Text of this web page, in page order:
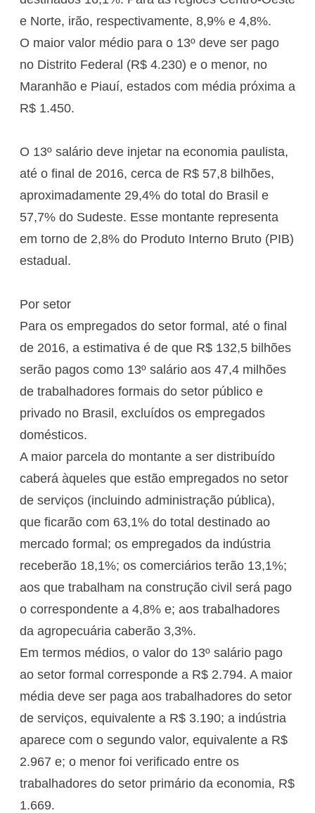
e Norte, irão, respectivamente, 8,9% e 4,8%.
O maior valor médio para o 13º deve ser pago
no Distrito Federal (R$ 4.230) e o menor, no
Maranhão e Piauí, estados com média próxima a
R$ 1.450.
O 13º salário deve injetar na economia paulista,
até o final de 2016, cerca de R$ 57,8 bilhões,
aproximadamente 29,4% do total do Brasil e
57,7% do Sudeste. Esse montante representa
em torno de 2,8% do Produto Interno Bruto (PIB)
estadual.
Por setor
Para os empregados do setor formal, até o final
de 2016, a estimativa é de que R$ 132,5 bilhões
serão pagos como 13º salário aos 47,4 milhões
de trabalhadores formais do setor público e
privado no Brasil, excluídos os empregados
domésticos.
A maior parcela do montante a ser distribuído
caberá àqueles que estão empregados no setor
de serviços (incluindo administração pública),
que ficarão com 63,1% do total destinado ao
mercado formal; os empregados da indústria
receberão 18,1%; os comerciários terão 13,1%;
aos que trabalham na construção civil será pago
o correspondente a 4,8% e; aos trabalhadores
da agropecuária caberão 3,3%.
Em termos médios, o valor do 13º salário pago
ao setor formal corresponde a R$ 2.794. A maior
média deve ser paga aos trabalhadores do setor
de serviços, equivalente a R$ 3.190; a indústria
aparece com o segundo valor, equivalente a R$
2.967 e; o menor foi verificado entre os
trabalhadores do setor primário da economia, R$
1.669.